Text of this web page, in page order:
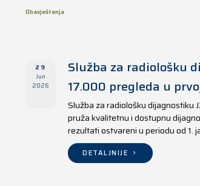
Obavještenja
29
Jun
2026
Služba za radiološku
17.000 pregleda u
Služba za radiološku dijagnostiku
pruža kvalitetnu i dostupnu
rezultati ostvareni u periodu od 1.
DETALJNIJE